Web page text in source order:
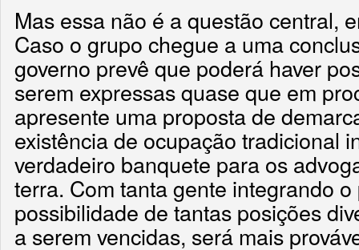
Mas essa não é a questão central,
Caso o grupo chegue a uma
governo prevê que poderá haver
serem expressas quase que em
apresente uma proposta de
existência de ocupação tradicional
verdadeiro banquete para os
terra. Com tanta gente integrando
possibilidade de tantas posições
a serem vencidas, será mais